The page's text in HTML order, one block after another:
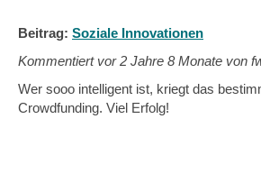
Beitrag: Soziale Innovationen
Kommentiert vor2 Jahre 8 Monate von
Wer sooo intelligent ist, kriegt das
Crowdfunding. Viel Erfolg!